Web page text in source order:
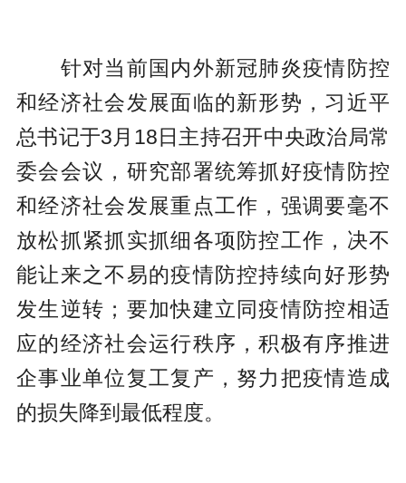
针对当前国内外新冠肺炎疫情防控
和经济社会发展面临的新形势，习近平
总书记于3月18日主持召开中央政治局常
委会会议，研究部署统筹抓好疫情防控
和经济社会发展重点工作，强调要毫不
放松抓紧抓实抓细各项防控工作，决不
能让来之不易的疫情防控持续向好形势
发生逆转；要加快建立同疫情防控相适
应的经济社会运行秩序，积极有序推进
企事业单位复工复产，努力把疫情造成
的损失降到最低程度。